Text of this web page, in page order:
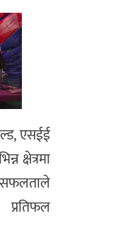
एसईई
क्षेत्रमा
सफलताले
प्रतिफल